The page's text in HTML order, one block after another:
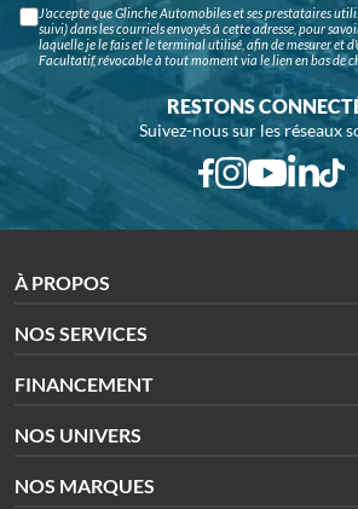
J'accepte que Glinche Automobiles et ses prestataires
suivi) dans les courriels envoyés à cette adresse, pour
laquelle je le fais et le terminal utilisé, afin de mesurer et
Facultatif, révocable à tout moment via le lien en bas de
RESTONS
Suivez-nous sur les réseaux
À PROPOS
NOS SERVICES
FINANCEMENT
NOS UNIVERS
NOS MARQUES